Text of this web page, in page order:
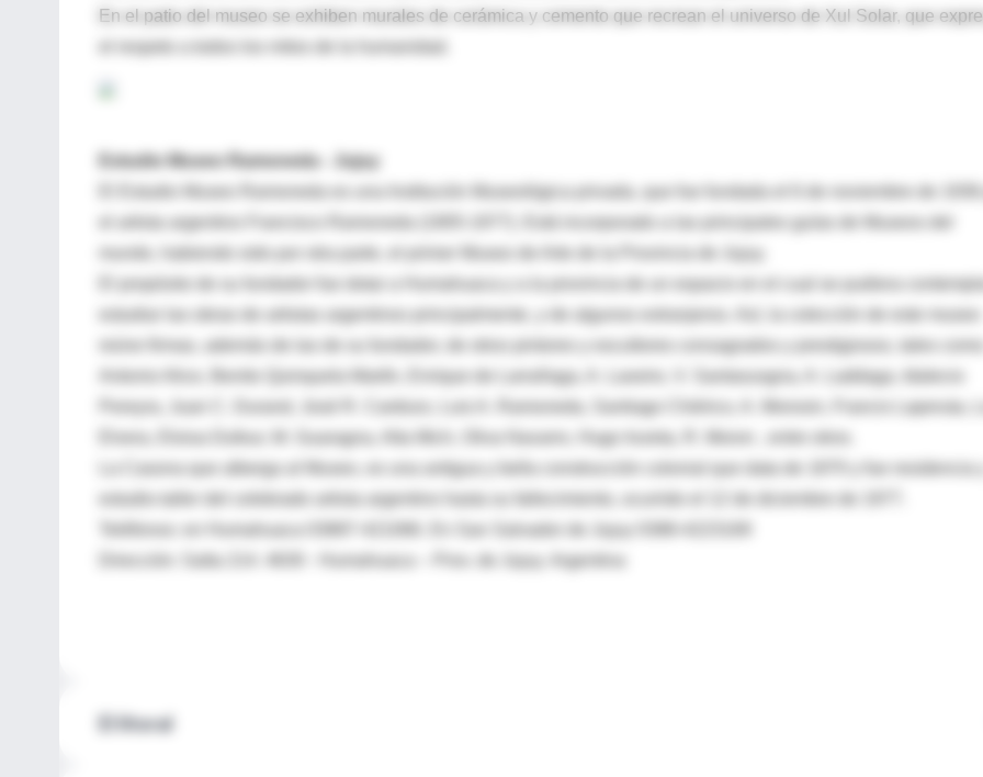
En el patio del museo se exhiben murales de cerámica y cemento que recrean el universo de Xul Solar, que
Estudio Museo Ramoneda - Jujuy
El Estudio Museo Ramoneda es una Institución Museológica privada, que fue fundada el 6 de noviembre de
el artista argentino Francisco Ramoneda (1905-1977). Está incorporado a las principales guías de Museos del
El propósito de su fundador fue dotar a Humahuaca y a la provincia de un espacio en el cual se pudiera
estudiar las obras de artistas argentinos principalmente, y de algunos extranjeros. Así, la colección de este museo
reúne firmas, además de las de su fundador, de otros pintores y escultores consagrados y prestigiosos, tales
Antonio Alice, Benito Quinquela Martín, Enrique de Larrañaga, A. Laxeiro, V. Santasusgna, A. Laddaga, Idalecio
Pereyra, Juan C. Durand, José R. Cardozo, Luis A. Ramoneda, Santiago Chiérico, A. Morosin, Francis Laperuta,
Elvera, Eloisa Dufour, M. Guaragna, Alta Mich, Oliva Navarro, Hugo Irureta, R. Moron , entre otros.
La Casona que alberga al Museo, es una antigua y bella construcción colonial que data de 1870 y fue residencia
estudio-taller del celebrado artista argentino hasta su fallecimiento, ocurrido el 12 de diciembre de 1977.
Dirección: Salta 214. 4630 - Humahuaca – Prov. de Jujuy. Argentina
El litoral